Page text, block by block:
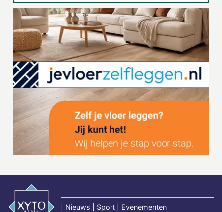
Nieuws | Sport | Evenementen